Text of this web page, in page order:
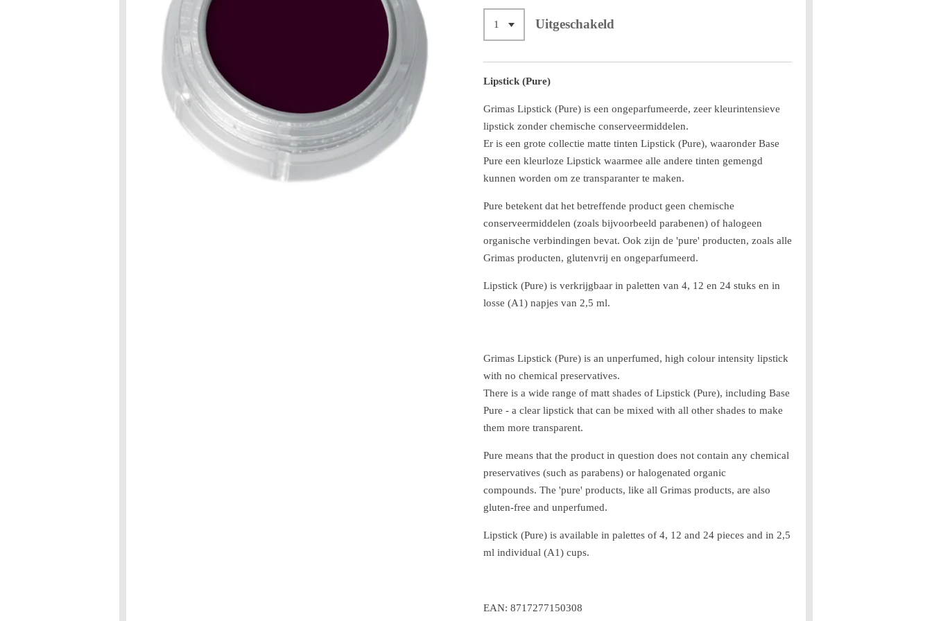
Uitgeschakeld
Lipstick (Pure)
Grimas Lipstick (Pure) is een ongeparfumeerde, zeer kleurintensieve
lipstick zonder chemische conserveermiddelen.
Er is een grote collectie matte tinten Lipstick (Pure), waaronder Base
Pure een kleurloze Lipstick waarmee alle andere tinten gemengd
kunnen worden om ze transparanter te maken.
Pure betekent dat het betreffende product geen chemische
conserveermiddelen (zoals bijvoorbeeld parabenen) of halogeen
organische verbindingen bevat. Ook zijn de 'pure' producten, zoals alle
Grimas producten, glutenvrij en ongeparfumeerd.
Lipstick (Pure) is verkrijgbaar in paletten van 4, 12 en 24 stuks en in
losse (A1) napjes van 2,5 ml.
Grimas Lipstick (Pure) is an unperfumed, high colour intensity lipstick
with no chemical preservatives.
There is a wide range of matt shades of Lipstick (Pure), including Base
Pure - a clear lipstick that can be mixed with all other shades to make
them more transparent.
Pure means that the product in question does not contain any chemical
preservatives (such as parabens) or halogenated organic
compounds. The 'pure' products, like all Grimas products, are also
gluten-free and unperfumed.
Lipstick (Pure) is available in palettes of 4, 12 and 24 pieces and in 2,5
ml individual (A1) cups.
EAN: 8717277150308